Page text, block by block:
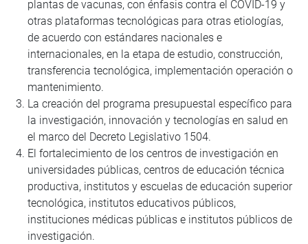
plantas de vacunas, con énfasis contra el COVID-19 y
otras plataformas tecnológicas para otras etiologías,
de acuerdo con estándares nacionales e
internacionales, en la etapa de estudio, construcción,
transferencia tecnológica, implementación operación o
mantenimiento.
La creación del programa presupuestal específico para
la investigación, innovación y tecnologías en salud en
el marco del Decreto Legislativo 1504.
El fortalecimiento de los centros de investigación en
universidades públicas, centros de educación técnica
productiva, institutos y escuelas de educación superior
tecnológica, institutos educativos públicos,
instituciones médicas públicas e institutos públicos de
investigación.